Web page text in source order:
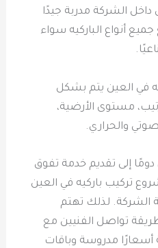
الشركة مدربة جيدًا
أنواع الباركيه سواء
في العين يتم بشكل
مستوى الأرضية،
والحراري.
إلى تقديم خدمة تفوق
تركيب باركيه في العين
لذلك تهتم
تواصل الفنيين مع
أسعارًا مدروسة وباقات